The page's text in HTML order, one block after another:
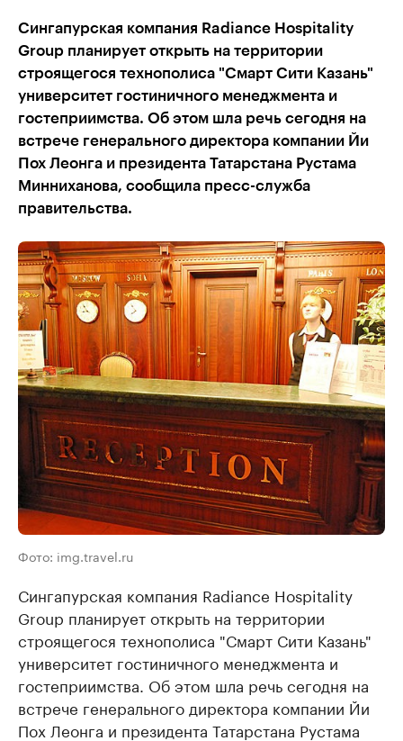
Сингапурская компания Radiance Hospitality
Group планирует открыть на территории
строящегося технополиса "Смарт Сити Казань"
университет гостиничного менеджмента и
гостеприимства. Об этом шла речь сегодня на
встрече генерального директора компании Йи
Пох Леонга и президента Татарстана Рустама
Минниханова, сообщила пресс-служба
правительства.
Фото: img.travel.ru
Сингапурская компания Radiance Hospitality
Group планирует открыть на территории
строящегося технополиса "Смарт Сити Казань"
университет гостиничного менеджмента и
гостеприимства. Об этом шла речь сегодня на
встрече генерального директора компании Йи
Пох Леонга и президента Татарстана Рустама